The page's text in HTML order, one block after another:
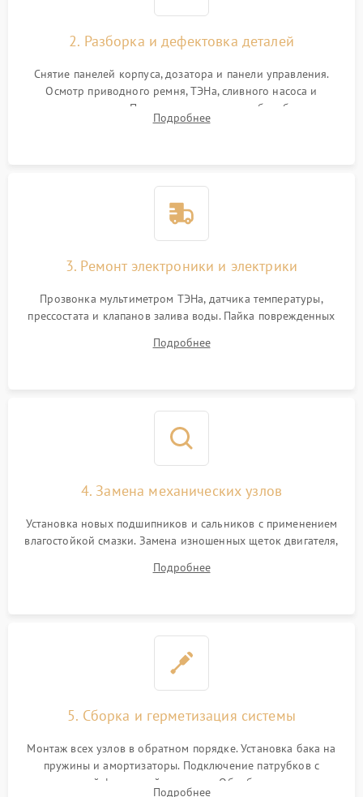
2. Разборка и дефектовка деталей
Снятие панелей корпуса, дозатора и панели управления.
Осмотр приводного ремня, ТЭНа, сливного насоса и
амортизаторов. Проверка подшипников барабана и
крестовины на износ, а манжеты люка на разрывы.
Подробнее
3. Ремонт электроники и электрики
Прозвонка мультиметром ТЭНа, датчика температуры,
прессостата и клапанов залива воды. Пайка поврежденных
Восстановление целостности проводки и контактов.
Подробнее
4. Замена механических узлов
Установка новых подшипников и сальников с применением
влагостойкой смазки. Замена изношенных щеток двигателя,
или поврежденной резиновой манжеты.
Подробнее
5. Сборка и герметизация системы
Монтаж всех узлов в обратном порядке. Установка бака на
пружины и амортизаторы. Подключение патрубков с
надежной фиксацией хомутами. Обработка стыков
Подробнее